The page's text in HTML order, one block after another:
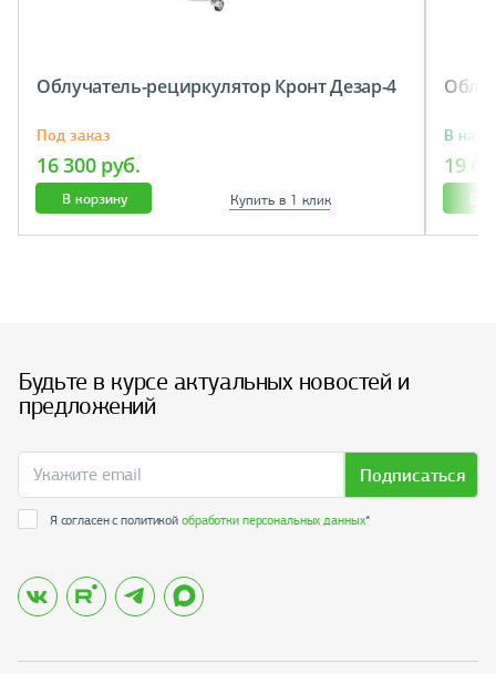
Облучатель-рециркулятор Кронт Дезар-4
Под заказ
16 300 руб.
В корзину Купить в 1 клик
В
19
В
Будьте в курсе актуальных новостей и
предложений
Подписаться
Я согласен с политикойобработки персональных данных*